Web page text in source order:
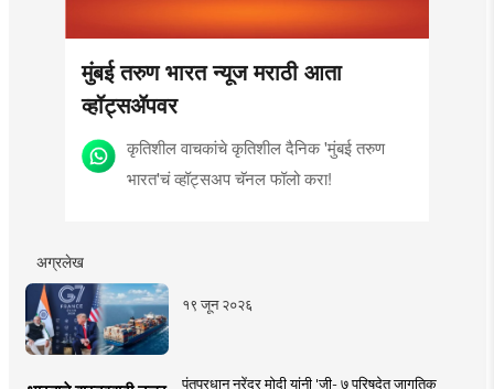
मुंबई तरुण भारत न्यूज मराठी आता
व्हॉट्सॲपवर
कृतिशील वाचकांचे कृतिशील दैनिक 'मुंबई तरुण
भारत'चं व्हॉट्सअप चॅनल फॉलो करा!
अग्रलेख
१९ जून २०२६
पंतप्रधान नरेंद्र मोदी यांनी 'जी- ७ परिषदेत जागतिक